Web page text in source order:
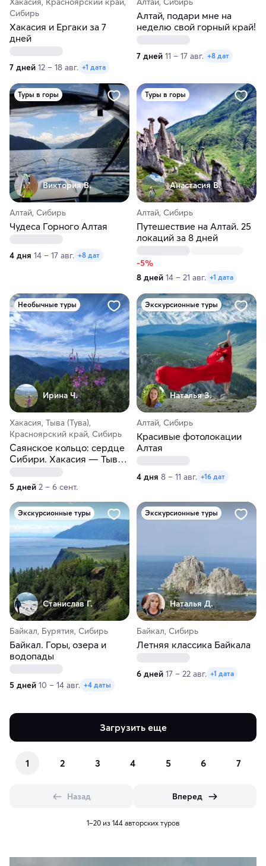
Сибирь
Хакасия и Ергаки за 7
дней
7 дней 12 – 18 авг. +1 дата
Алтай, подари мне на
неделю свой горный край!
7 дней 11 – 17 авг. +8 дат
Туры в горы
Виктория В.
Алтай, Сибирь
Чудеса Горного Алтая
4 дня 14 – 17 авг. +8 дат
Туры в горы
Анастасия В.
Алтай, Сибирь
Путешествие на Алтай. 25
локаций за 8 дней
-5%
8 дней 14 – 21 авг. +1 дата
Необычные туры
Ирина Ч.
Хакасия, Тыва (Тува),
Красноярский край, Сибирь
Саянское кольцо: сердце
Сибири. Хакасия — Тыва.
5 дней 2 – 6 сент.
Экскурсионные туры
Наталья З.
Алтай, Сибирь
Красивые фотолокации
Алтая
4 дня 8 – 11 авг. +16 дат
Экскурсионные туры
Станислав Г.
Байкал, Бурятия, Сибирь
Байкал. Горы, озера и
водопады
5 дней 10 – 14 авг. +4 даты
Экскурсионные туры
Наталья Д.
Байкал, Сибирь
Летняя классика Байкала
6 дней 17 – 22 авг. +1 дата
Загрузить еще
1 2 3 4 5 6 7
Назад Вперед
1–20 из 144 авторских туров